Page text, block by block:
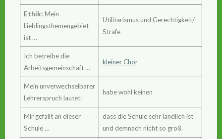
Ethik: Mein
Lieblingsthemengebiet
ist …
Utilitarismus und Gerechtigkeit/
Strafe
Ich betreibe die
Arbeitsgemeinschaft …
kleiner Chor
Mein unverwechselbarer
Lehrerspruch lautet:
habe wohl keinen
Mir gefällt an dieser
Schule …
dass die Schule sehr ländlich ist
und demnach nicht so groß.